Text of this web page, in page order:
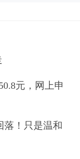
机制，发展
保
产业融合，
冰雪经济、
实过境免签
，扩大文旅
元，网上申
落！只是温和